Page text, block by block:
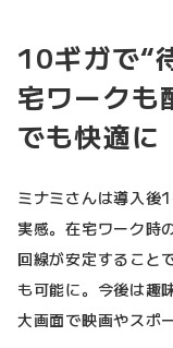
10ギガで“
宅ワークも
でも快適に
ミナミさんは導入後
実感。在宅ワーク時
回線が安定すること
も可能に。今後は趣
大画面で映画やスポ